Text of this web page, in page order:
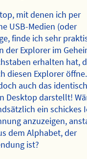
mit denen ich per
USB-Medien (oder
finde ich sehr
der Explorer im
erhalten hat,
diesen Explorer öffne.
auch das
Desktop darstellt!
ein schickes
anzuzeigen,
dem Alphabet, der
ist?